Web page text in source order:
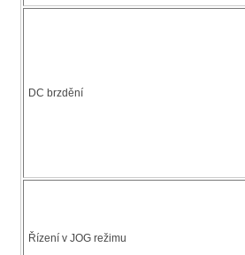
DC brzdění
Řízení v JOG režimu